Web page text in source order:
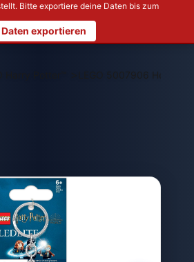
Bitte exportiere deine Daten bis zum
exportieren
LEGO 5007906